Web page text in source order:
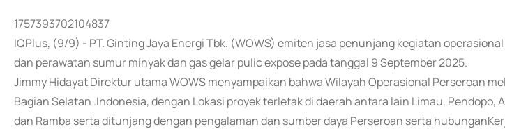
1757393702104837
IQPlus, (9/9) - PT. Ginting Jaya Energi Tbk. (WOWS) emiten jasa penunjang kegiatan
dan perawatan sumur minyak dan gas gelar pulic expose pada tanggal 9 September 2025.
Jimmy Hidayat Direktur utama WOWS menyampaikan bahwa Wilayah Operasional Perseroan
Bagian Selatan .Indonesia, dengan Lokasi proyek terletak di daerah antara lain Limau, Pendopo,
dan Ramba serta ditunjang dengan pengalaman dan sumber daya Perseroan serta